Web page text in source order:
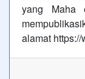
yang Maha
alamat